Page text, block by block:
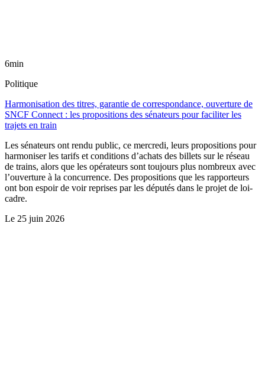
6min
Politique
Harmonisation des titres, garantie de correspondance, ouverture de
SNCF Connect : les propositions des sénateurs pour faciliter les
trajets en train
Les sénateurs ont rendu public, ce mercredi, leurs propositions pour
harmoniser les tarifs et conditions d’achats des billets sur le réseau
de trains, alors que les opérateurs sont toujours plus nombreux avec
l’ouverture à la concurrence. Des propositions que les rapporteurs
ont bon espoir de voir reprises par les députés dans le projet de loi-
cadre.
Le 25 juin 2026